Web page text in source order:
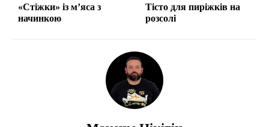
«Стіжки» із м’яса з
начинкою
Тісто для пиріжків на
розсолі